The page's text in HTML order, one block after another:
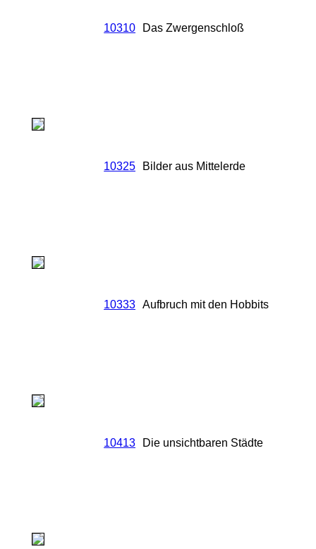
10310 Das Zwergenschloß
10325 Bilder aus Mittelerde
10333 Aufbruch mit den Hobbits
10413 Die unsichtbaren Städte